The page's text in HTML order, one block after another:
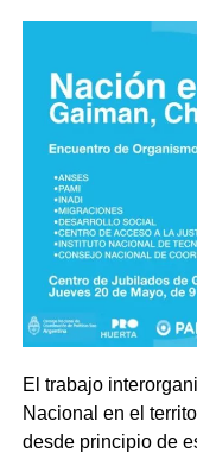
El trabajo
Nacional en el
desde principio de